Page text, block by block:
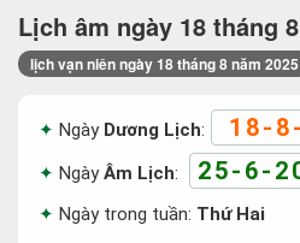
Lịch âm ngày 18 tháng
lịch vạn niên ngày 18 tháng 8 năm 2025
Ngày Dương Lịch: 18-
NgàyÂm Lịch: 25-6-
Ngày trong tuần: Thứ Hai